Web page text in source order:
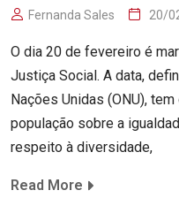
Fernanda Sales 20/
O dia 20 de fevereiro é
Justiça Social. A data,
Nações Unidas (ONU),
população sobre a
respeito à diversidade,
Read More